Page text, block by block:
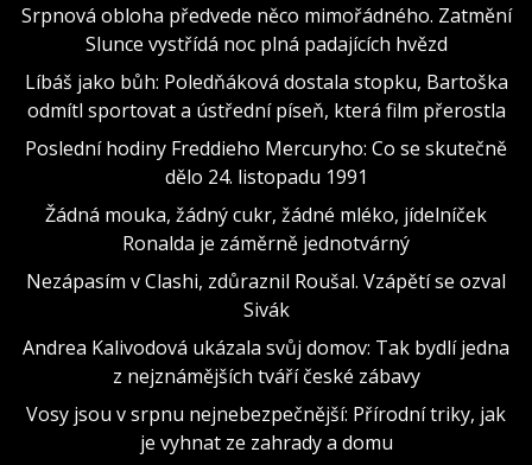
Srpnová obloha předvede něco mimořádného. Zatmění
Slunce vystřídá noc plná padajících hvězd
Líbáš jako bůh: Poledňáková dostala stopku, Bartoška
odmítl sportovat a ústřední píseň, která film přerostla
Poslední hodiny Freddieho Mercuryho: Co se skutečně
dělo 24. listopadu 1991
Žádná mouka, žádný cukr, žádné mléko, jídelníček
Ronalda je záměrně jednotvárný
Nezápasím v Clashi, zdůraznil Roušal. Vzápětí se ozval
Sivák
Andrea Kalivodová ukázala svůj domov: Tak bydlí jedna
z nejznámějších tváří české zábavy
Vosy jsou v srpnu nejnebezpečnější: Přírodní triky, jak
je vyhnat ze zahrady a domu